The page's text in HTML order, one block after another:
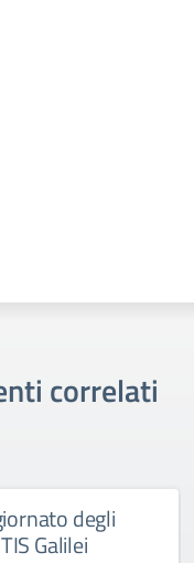
correlati
degli
Galilei